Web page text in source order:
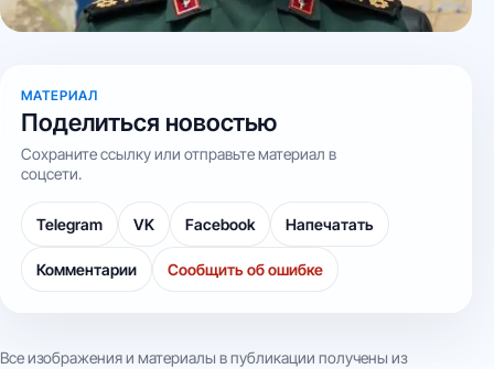
МАТЕРИАЛ
Поделиться новостью
Сохраните ссылку или отправьте материал в
соцсети.
Telegram VK Facebook Напечатать
Комментарии Сообщить об ошибке
Все изображения и материалы в публикации получены из